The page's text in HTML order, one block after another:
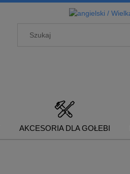
AKCESORIA DLA GOŁEBI